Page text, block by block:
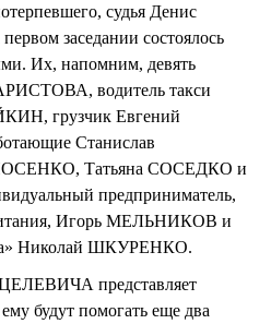
судья Денис
заседании состоялось
Их, напомним, девять
водитель такси
грузчик Евгений
Станислав
Татьяна СОСЕДКО и
предприниматель,
Игорь МЕЛЬНИКОВ и
Николай ШКУРЕНКО.
представляет
будут помогать еще два